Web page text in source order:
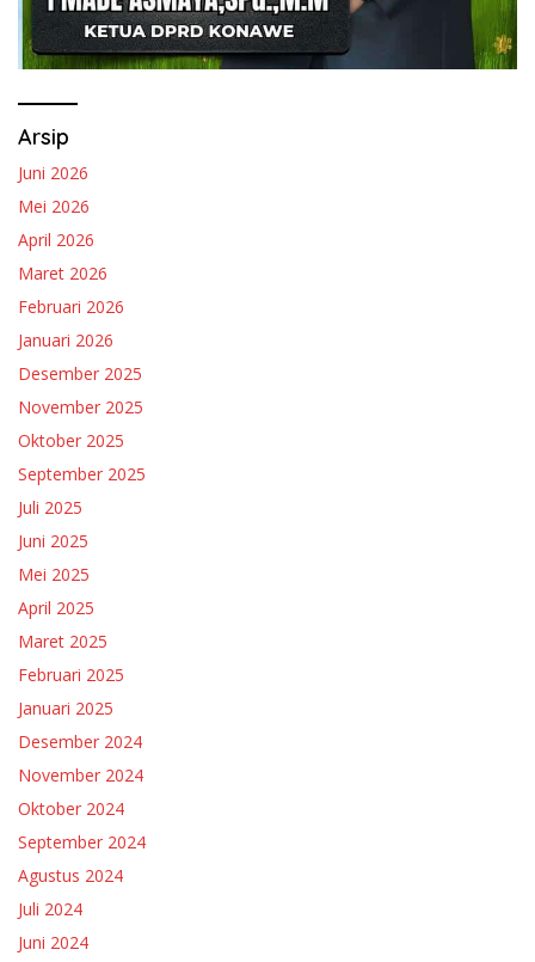
Arsip
Juni 2026
Mei 2026
April 2026
Maret 2026
Februari 2026
Januari 2026
Desember 2025
November 2025
Oktober 2025
September 2025
Juli 2025
Juni 2025
Mei 2025
April 2025
Maret 2025
Februari 2025
Januari 2025
Desember 2024
November 2024
Oktober 2024
September 2024
Agustus 2024
Juli 2024
Juni 2024